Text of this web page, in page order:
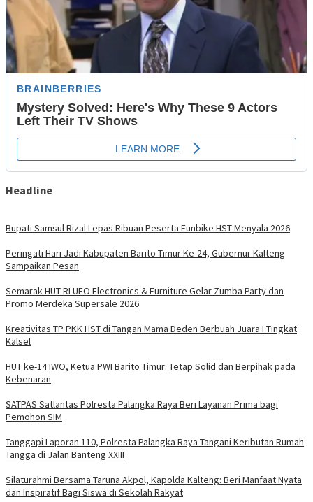
Headline
Bupati Samsul Rizal Lepas Ribuan Peserta Funbike HST Menyala 2026
Peringati Hari Jadi Kabupaten Barito Timur Ke-24, Gubernur Kalteng
Sampaikan Pesan
Semarak HUT RI UFO Electronics & Furniture Gelar Zumba Party dan
Promo Merdeka Supersale 2026
Kreativitas TP PKK HST di Tangan Mama Deden Berbuah Juara I Tingkat
Kalsel
HUT ke-14 IWO, Ketua PWI Barito Timur: Tetap Solid dan Berpihak pada
Kebenaran
SATPAS Satlantas Polresta Palangka Raya Beri Layanan Prima bagi
Pemohon SIM
Tanggapi Laporan 110, Polresta Palangka Raya Tangani Keributan Rumah
Tangga di Jalan Banteng XXIII
Silaturahmi Bersama Taruna Akpol, Kapolda Kalteng: Beri Manfaat Nyata
dan Inspiratif Bagi Siswa di Sekolah Rakyat